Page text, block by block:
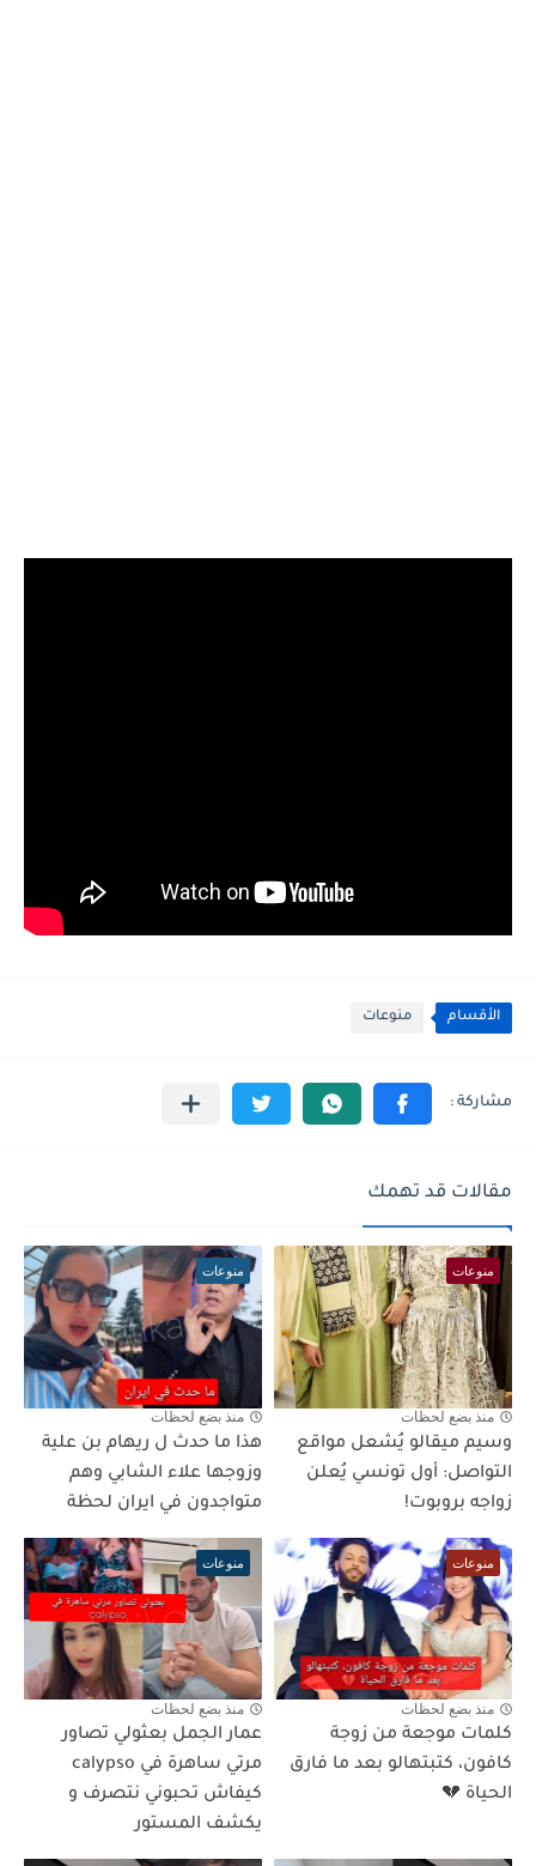
الأقسام منوعات
مقالات قد تهمك
منوعات
منذ بضع لحظات
وسيم ميقالو يُشعل مواقع
التواصل: أول تونسي يُعلن
زواجه بروبوت!
منوعات
منذ بضع لحظات
هذا ما حدث ل ريهام بن علية
وزوجها علاء الشابي وهم
متواجدون في ايران لحظة
منوعات
منذ بضع لحظات
كلمات موجعة من زوجة
كافون، كتبتهالو بعد ما فارق
الحياة 💔
منوعات
منذ بضع لحظات
عمار الجمل بعثولي تصاور
مرتي ساهرة في calypso
كيفاش تحبوني نتصرف و
يكشف المستور